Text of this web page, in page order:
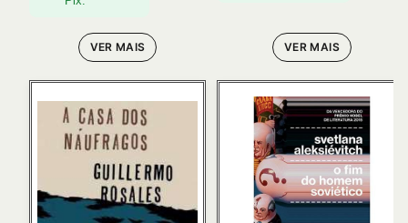
VER MAIS VER MAIS